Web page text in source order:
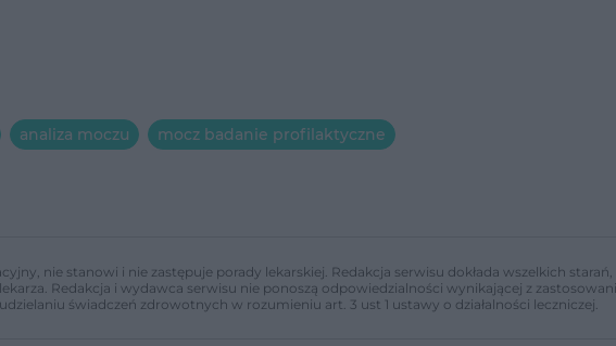
analiza moczu mocz badanie profilaktyczne
nie stanowi i nie zastępuje porady lekarskiej. Redakcja serwisu dokłada wszelkich
Redakcja i wydawca serwisu nie ponoszą odpowiedzialności wynikającej z
świadczeń zdrowotnych w rozumieniu art. 3 ust 1 ustawy o działalności leczniczej.